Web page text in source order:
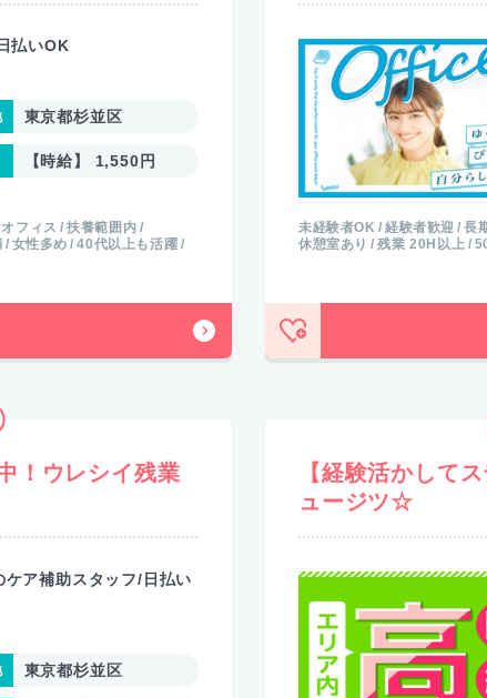
払いOK
東京都杉並区
【時給】 1,550円
フィス
扶養範囲内
女性多め 40代以上も活躍
未経験者OK 経験者歓迎 長
休憩室あり
残業 20H以上
！ウレシイ残業
ケア補助スタッフ/日払い
東京都杉並区
【経験活かして
ュージツ☆